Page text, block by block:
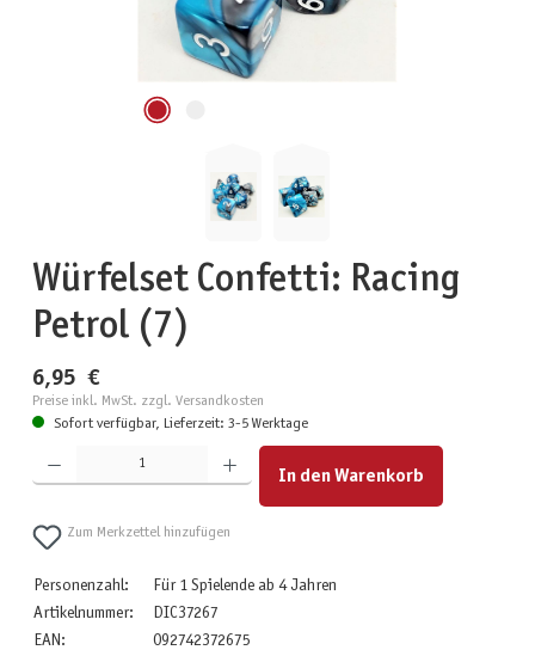
Würfelset Confetti: Racing
Petrol (7)
6,95 €
Preise inkl. MwSt. zzgl. Versandkosten
Sofort verfügbar, Lieferzeit: 3-5 Werktage
Produkt Anzahl: Gib den gewünschten Wert ein oder benutze die Schaltflächen um die Anzahl zu
In den Warenkorb
Zum Merkzettel hinzufügen
Personenzahl:
Für 1 Spielende ab 4 Jahren
Artikelnummer:
DIC37267
EAN:
092742372675